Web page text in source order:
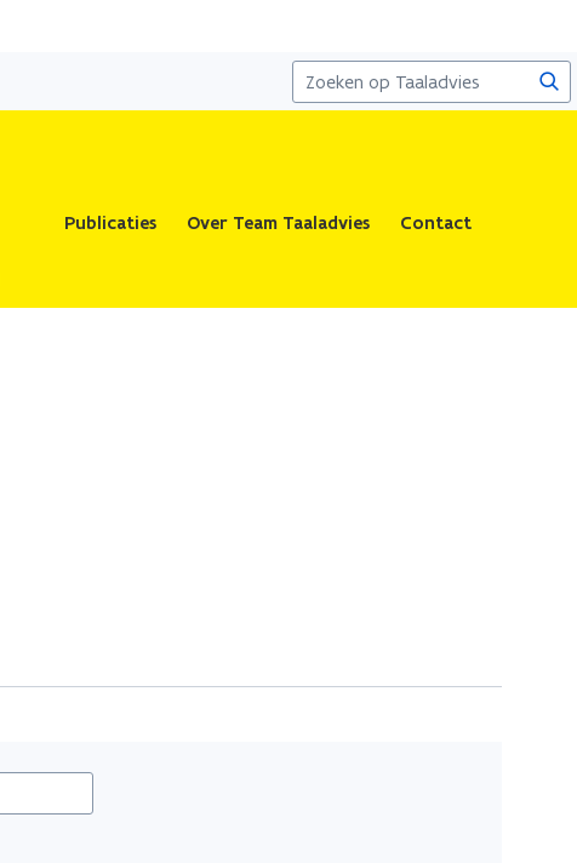
Publicaties Over Team Taaladvies Contact